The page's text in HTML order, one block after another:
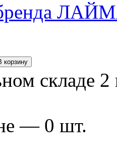
корзину
складе 2
— 0 шт.